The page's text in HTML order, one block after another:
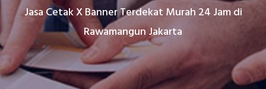
Jasa Cetak X Banner Terdekat Murah 24 Jam di
Rawamangun Jakarta